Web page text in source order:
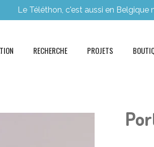
Le Téléthon, c'est aussi en Belgique
RECHERCHE PROJETS